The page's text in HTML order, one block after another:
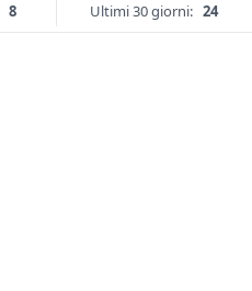
8 Ultimi 30 giorni: 24